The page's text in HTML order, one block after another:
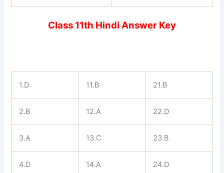
Class 11th Hindi Answer Key
1.D 11.B 21.B
2.B 12.A 22.D
3.A 13.C 23.B
4.D 14.A 24.D